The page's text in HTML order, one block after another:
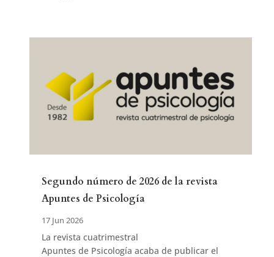
Segundo número de 2026 de la revista
Apuntes de Psicología
17 Jun 2026
La revista cuatrimestral
Apuntes de Psicología acaba de publicar el